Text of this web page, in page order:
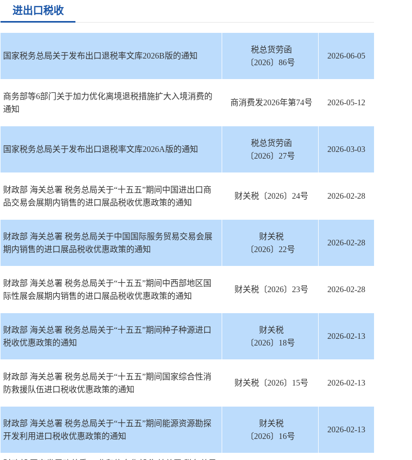
进出口税收
国家税务总局关于发布出口退税率文库2026B版的通知
税总货劳函
〔2026〕86号
2026-06-05
商务部等6部门关于加力优化离境退税措施扩大入境消费的
通知
商消费发2026年第74号 2026-05-12
国家税务总局关于发布出口退税率文库2026A版的通知
税总货劳函
〔2026〕27号
2026-03-03
财政部 海关总署 税务总局关于“十五五”期间中国进出口商
品交易会展期内销售的进口展品税收优惠政策的通知
财关税〔2026〕24号 2026-02-28
财政部 海关总署 税务总局关于中国国际服务贸易交易会展
期内销售的进口展品税收优惠政策的通知
财关税
〔2026〕22号
2026-02-28
财政部 海关总署 税务总局关于“十五五”期间中西部地区国
际性展会展期内销售的进口展品税收优惠政策的通知
财关税〔2026〕23号 2026-02-28
财政部 海关总署 税务总局关于“十五五”期间种子种源进口
税收优惠政策的通知
财关税
〔2026〕18号
2026-02-13
财政部 海关总署 税务总局关于“十五五”期间国家综合性消
防救援队伍进口税收优惠政策的通知
财关税〔2026〕15号 2026-02-13
财政部 海关总署 税务总局关于“十五五”期间能源资源勘探
开发利用进口税收优惠政策的通知
财关税
〔2026〕16号
2026-02-13